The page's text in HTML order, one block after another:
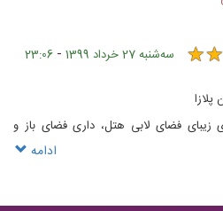
★★
★★ ﺳﻪشنبه 27 خرداد 1399 -
23:06
زیبای فضای لابی هتل، داری فضای باز و
ادامه